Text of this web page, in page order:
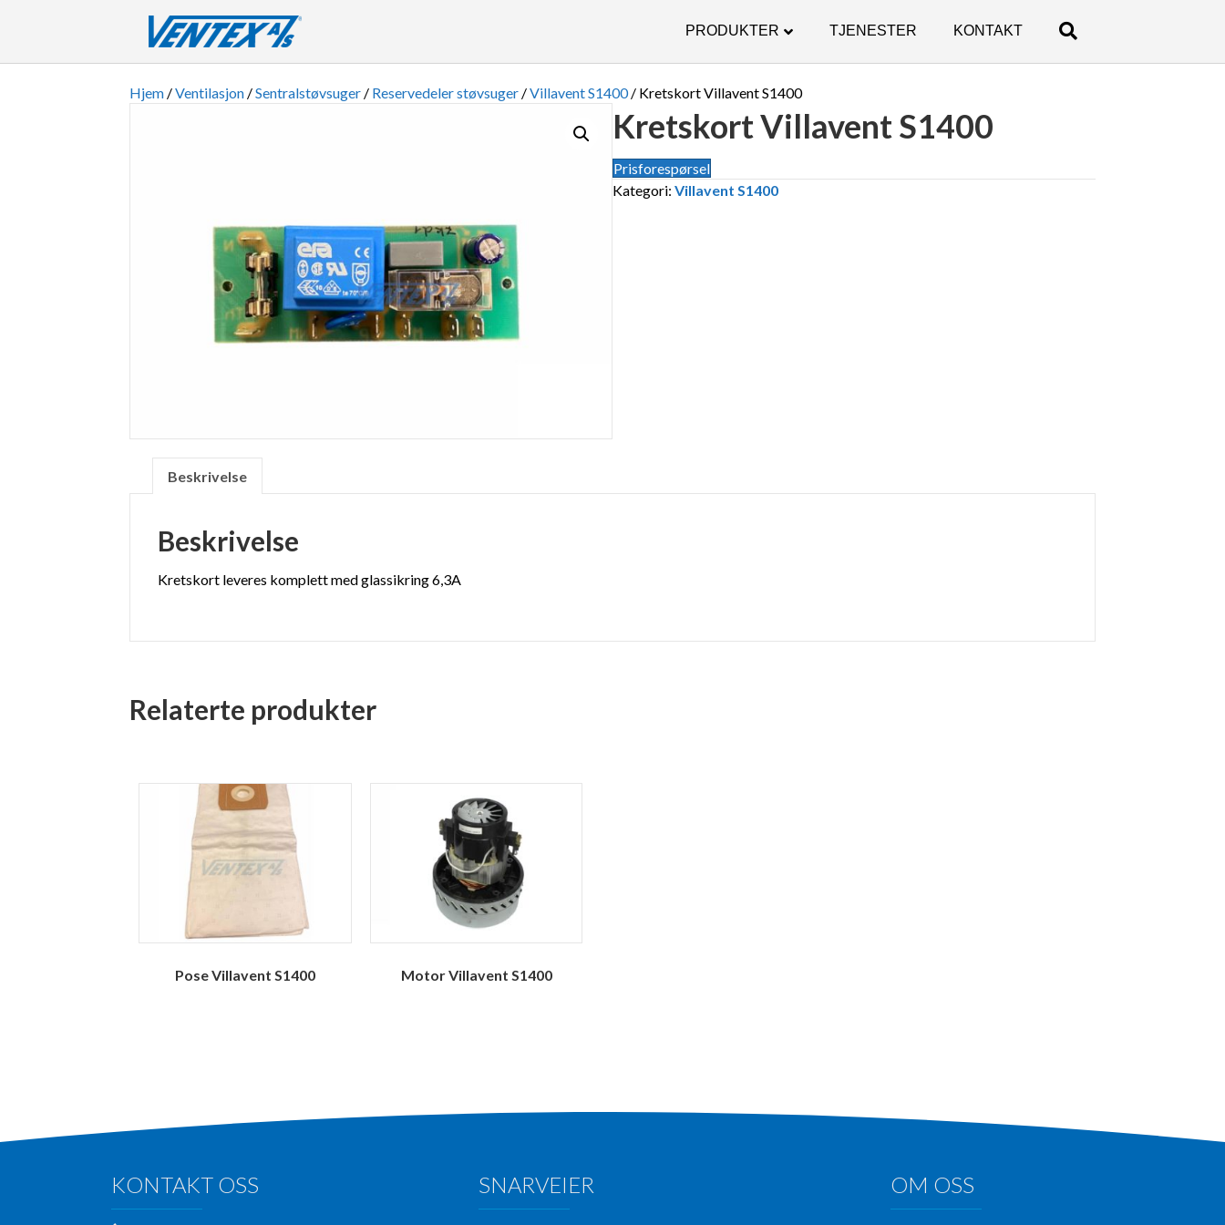
PRODUKTER TJENESTER KONTAKT
Hjem /Ventilasjon /Sentralstøvsuger / Reservedeler støvsuger /Villavent S1400/ Kretskort Villavent S1400
Kretskort Villavent S1400
Prisforespørsel
Kategori: Villavent S1400
Beskrivelse
Beskrivelse
Kretskort leveres komplett med glassikring 6,3A
Relaterte produkter
Pose Villavent S1400 Motor Villavent S1400
KONTAKT OSS SNARVEIER OM OSS